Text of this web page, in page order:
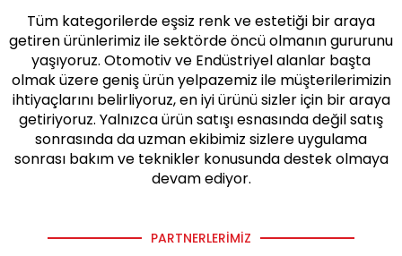
Tüm kategorilerde eşsiz renk ve estetiği bir araya
getiren ürünlerimiz ile sektörde öncü olmanın gururunu
yaşıyoruz. Otomotiv ve Endüstriyel alanlar başta
olmak üzere geniş ürün yelpazemiz ile müşterilerimizin
ihtiyaçlarını belirliyoruz, en iyi ürünü sizler için bir araya
getiriyoruz. Yalnızca ürün satışı esnasında değil satış
sonrasında da uzman ekibimiz sizlere uygulama
sonrası bakım ve teknikler konusunda destek olmaya
devam ediyor.
PARTNERLERIMIZ